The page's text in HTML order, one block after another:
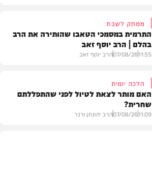
ממתק לשבת
התרמית במסמכי הטאבו שהותירה את הרב
בהלם | הרב יוסף זאב
11:55
07/08/26הרב יוסף זאב
הלכה יומית
האם מותר לצאת לטיול לפני שהתפללתם
שחרית?
11:09
07/08/26הרב יהונתן ורנר